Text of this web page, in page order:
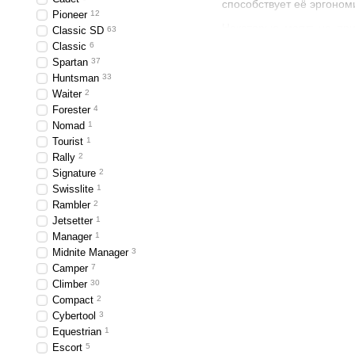
способствует её
Pioneer 12
Classic SD 63
Classic 6
Spartan 37
Huntsman 33
Waiter 2
Forester 4
Nomad 1
Tourist 1
Rally 2
Signature 2
Swisslite 1
Rambler 2
Jetsetter 1
Manager 1
Midnite Manager 3
Camper 7
Climber 30
Compact 2
Cybertool 3
Equestrian 1
Escort 5